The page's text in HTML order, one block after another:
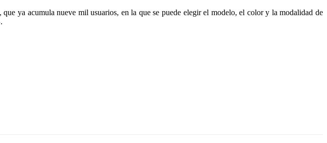
ya acumula nueve mil usuarios, en la que se puede elegir el modelo, el color y la modalidad de
.